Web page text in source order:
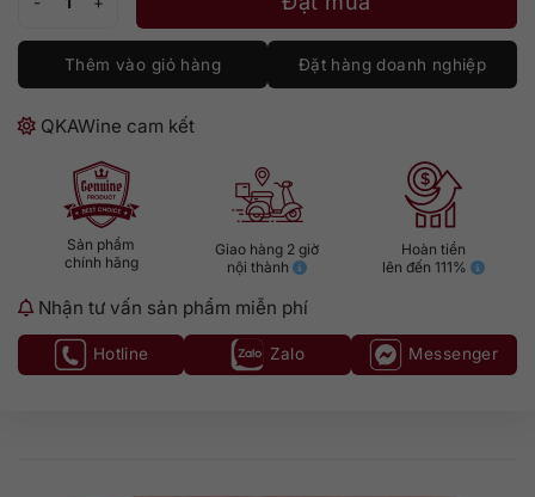
Thêm vào giỏ hàng Đặt hàng doanh nghiệp
QKAWine cam kết
Sản phẩm
chính hãng
Giao hàng 2 giờ
nội thành
Hoàn tiền
lên đến 111%
Nhận tư vấn sản phẩm miễn phí
Hotline Zalo Messenger